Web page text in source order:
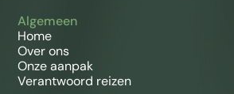
Algemeen
Home
Over ons
Onze aanpak
Verantwoord reizen